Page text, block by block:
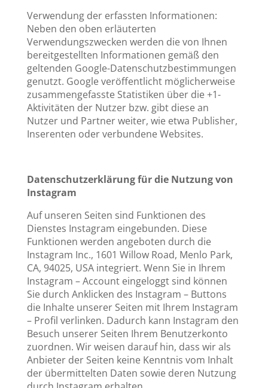
Verwendung der erfassten Informationen:
Neben den oben erläuterten
Verwendungszwecken werden die von Ihnen
bereitgestellten Informationen gemäß den
geltenden Google-Datenschutzbestimmungen
genutzt. Google veröffentlicht möglicherweise
zusammengefasste Statistiken über die +1-
Aktivitäten der Nutzer bzw. gibt diese an
Nutzer und Partner weiter, wie etwa Publisher,
Inserenten oder verbundene Websites.
Datenschutzerklärung für die Nutzung von
Instagram
Auf unseren Seiten sind Funktionen des
Dienstes Instagram eingebunden. Diese
Funktionen werden angeboten durch die
Instagram Inc., 1601 Willow Road, Menlo Park,
CA, 94025, USA integriert. Wenn Sie in Ihrem
Instagram – Account eingeloggt sind können
Sie durch Anklicken des Instagram – Buttons
die Inhalte unserer Seiten mit Ihrem Instagram
– Profil verlinken. Dadurch kann Instagram den
Besuch unserer Seiten Ihrem Benutzerkonto
zuordnen. Wir weisen darauf hin, dass wir als
Anbieter der Seiten keine Kenntnis vom Inhalt
der übermittelten Daten sowie deren Nutzung